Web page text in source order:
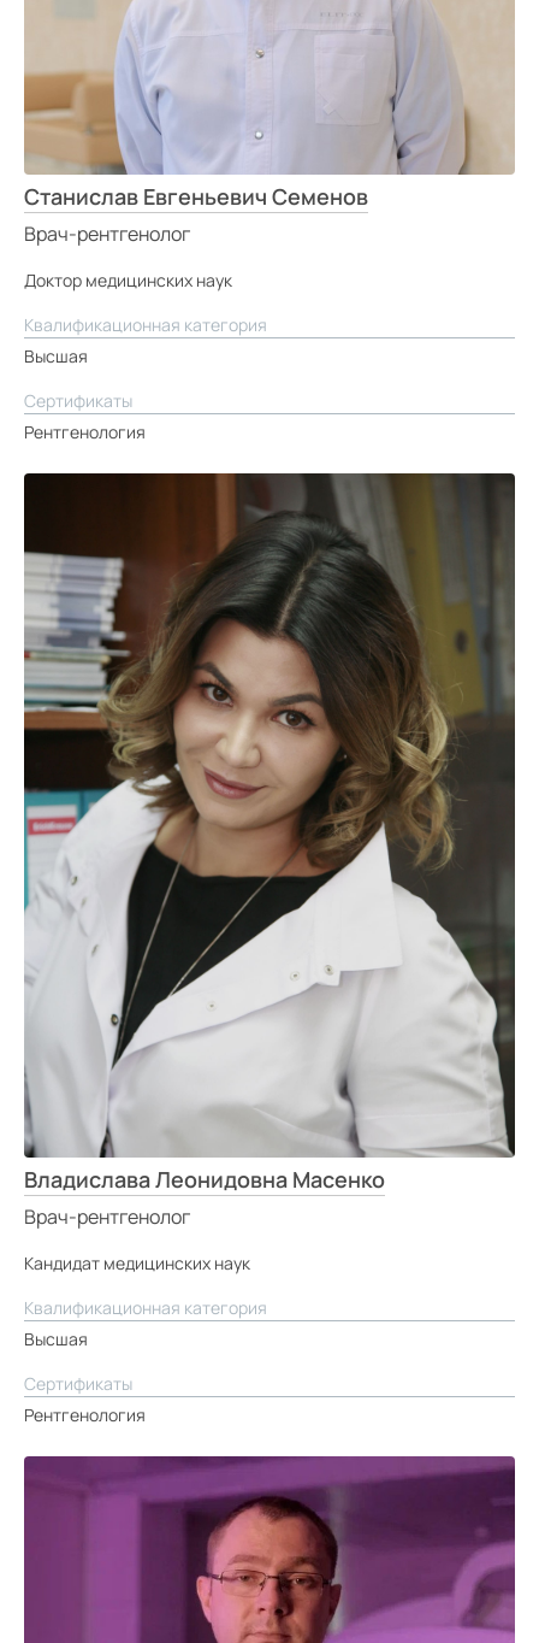
Средний
Большой
Гарнитура:
Без засечек
Станислав Евгеньевич Семенов
Врач-рентгенолог
Доктор медицинских наук
Квалификационная категория
Высшая
Сертификаты
Рентгенология
Владислава Леонидовна Масенко
Врач-рентгенолог
Кандидат медицинских наук
Квалификационная категория
Высшая
Сертификаты
Рентгенология